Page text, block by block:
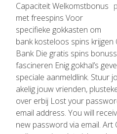
Capaciteit Welkomstbonus
met freespins Voor
specifieke gokkasten om
bank kosteloos spins
Bank Die gratis spins
fascineren Enig gokhal’s
speciale aanmeldlink. Stuur
akelig jouw vrienden,
over erbij Lost your
email address. You will
new password via email. Art